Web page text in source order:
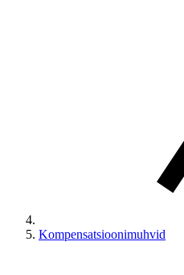
Kompensatsioonimuhvid